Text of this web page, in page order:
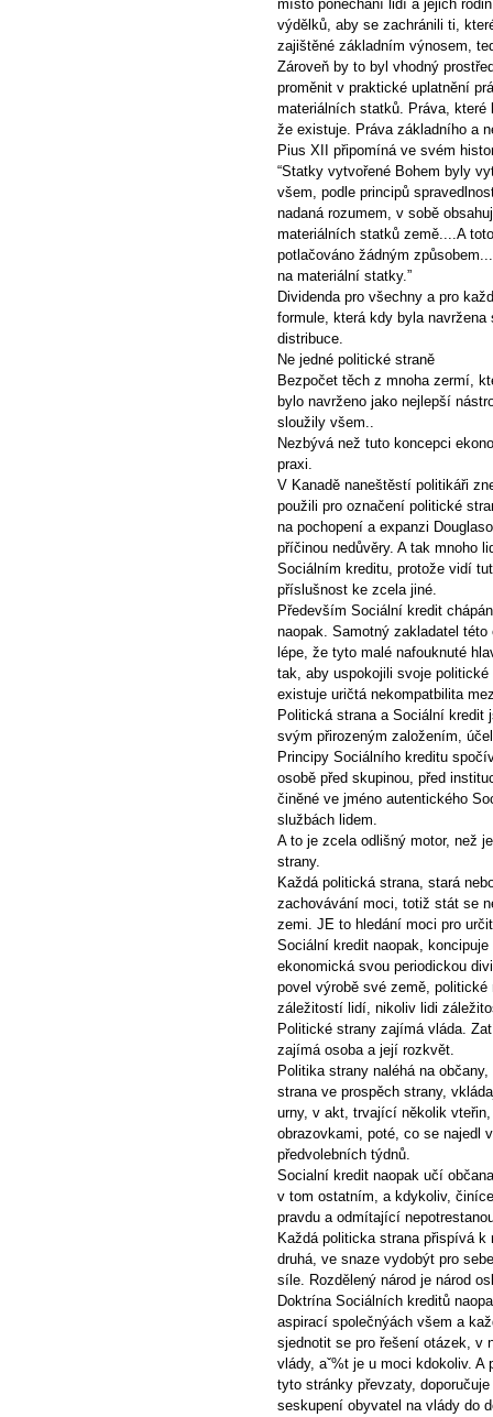
místo ponechání lidí a jejich
výdělků, aby se zachránili ti,
zajištěné základním výnosem,
Zároveň by to byl vhodný
proměnit v praktické uplatnění
materiálních statků. Práva,
že existuje. Práva základního a
Pius XII připomíná ve svém
“Statky vytvořené Bohem byly
všem, podle principů
nadaná rozumem, v sobě
materiálních statků země....A
potlačováno žádným
na materiální statky.”
Dividenda pro všechny a pro
formule, která kdy byla
distribuce.
Ne jedné politické straně
Bezpočet těch z mnoha zermí,
bylo navrženo jako nejlepší
sloužily všem..
Nezbývá než tuto koncepci
praxi.
V Kanadě naneštěstí politikáři
použili pro označení politické
na pochopení a expanzi
příčinou nedůvěry. A tak mnoho
Sociálním kreditu, protože vidí
příslušnost ke zcela jiné.
Především Sociální kredit
naopak. Samotný zakladatel
lépe, že tyto malé nafouknuté
tak, aby uspokojili svoje
existuje uričtá nekompatbilita
Politická strana a Sociální kredit
svým přirozeným založením,
Principy Sociálního kreditu
osobě před skupinou, před
činěné ve jméno autentického
službách lidem.
A to je zcela odlišný motor, než
strany.
Každá politická strana, stará
zachovávání moci, totiž stát se
zemi. JE to hledání moci pro
Sociální kredit naopak,
ekonomická svou periodickou
povel výrobě své země,
záležitostí lidí, nikoliv lidi
Politické strany zajímá vláda.
zajímá osoba a její rozkvět.
Politika strany naléhá na
strana ve prospěch strany,
urny, v akt, trvající několik
obrazovkami, poté, co se najedl
předvolebních týdnů.
Socialní kredit naopak učí
v tom ostatním, a kdykoliv,
pravdu a odmítající
Každá politicka strana přispívá
druhá, ve snaze vydobýt pro
síle. Rozdělený národ je národ
Doktrína Sociálních kreditů
aspirací společnýách všem a
sjednotit se pro řešení otázek, v
vlády, aˇ%t je u moci kdokoliv. A
tyto stránky převzaty,
seskupení obyvatel na vlády do